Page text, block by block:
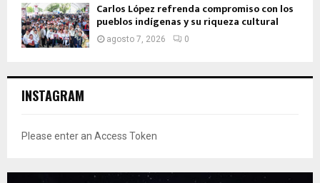
Carlos López refrenda compromiso con los
pueblos indígenas y su riqueza cultural
agosto 7, 2026 0
INSTAGRAM
Please enter an Access Token